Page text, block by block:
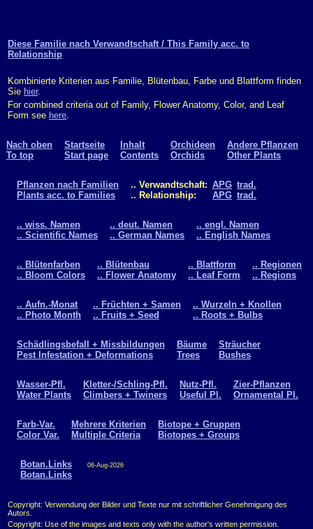
Diese Familie nach Verwandtschaft / This Family acc. to
Relationship
Kombinierte Kriterien aus Familie, Blütenbau, Farbe und Blattform finden
Sie hier.
For combined criteria out of Family, Flower Anatomy, Color, and Leaf
Form see here.
Nach oben
To top
Startseite
Start page
Inhalt
Contents
Orchideen
Orchids
Andere Pflanzen
Other Plants
Pflanzen nach Familien
Plants acc. to Families
.. Verwandtschaft:
.. Relationship:
APG
APG
trad.
trad.
.. wiss. Namen
.. Scientific Names
.. deut. Namen
.. German Names
.. engl. Namen
.. English Names
.. Blütenfarben
.. Bloom Colors
.. Blütenbau
.. Flower Anatomy
.. Blattform
.. Leaf Form
.. Regionen
.. Regions
.. Aufn.-Monat
.. Photo Month
.. Früchten + Samen
.. Fruits + Seed
.. Wurzeln + Knollen
.. Roots + Bulbs
Schädlingsbefall + Missbildungen
Pest Infestation + Deformations
Bäume
Trees
Sträucher
Bushes
Wasser-Pfl.
Water Plants
Kletter-/Schling-Pfl.
Climbers + Twiners
Nutz-Pfl.
Useful Pl.
Zier-Pflanzen
Ornamental Pl.
Farb-Var.
Color Var.
Mehrere Kriterien
Multiple Criteria
Biotope + Gruppen
Biotopes + Groups
Botan.Links
Botan.Links
06-Aug-2026
Copyright: Verwendung der Bilder und Texte nur mit schriftlicher Genehmigung des
Autors.
Copyright: Use of the images and texts only with the author's written permission.